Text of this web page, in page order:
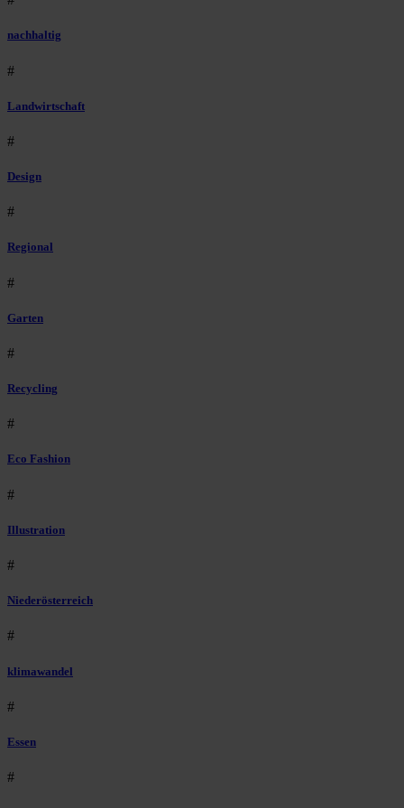
nachhaltig
#
Landwirtschaft
#
Design
#
Regional
#
Garten
#
Recycling
#
Eco Fashion
#
Illustration
#
Niederösterreich
#
klimawandel
#
Essen
#